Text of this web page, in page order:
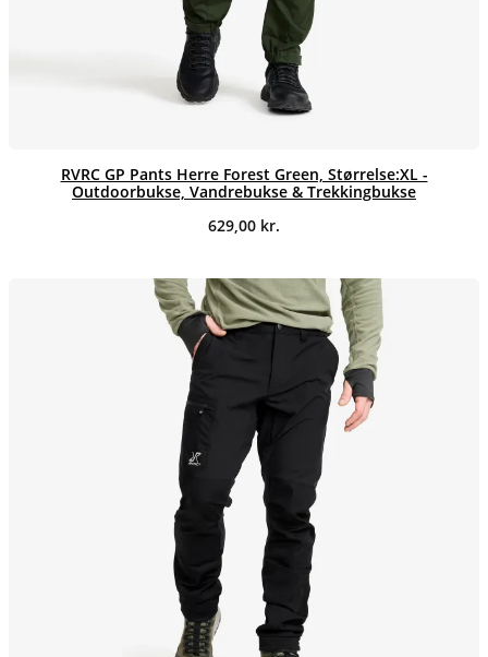
RVRC GP Pants Herre Forest Green, Størrelse:XL -
Outdoorbukse, Vandrebukse & Trekkingbukse
629,00 kr.